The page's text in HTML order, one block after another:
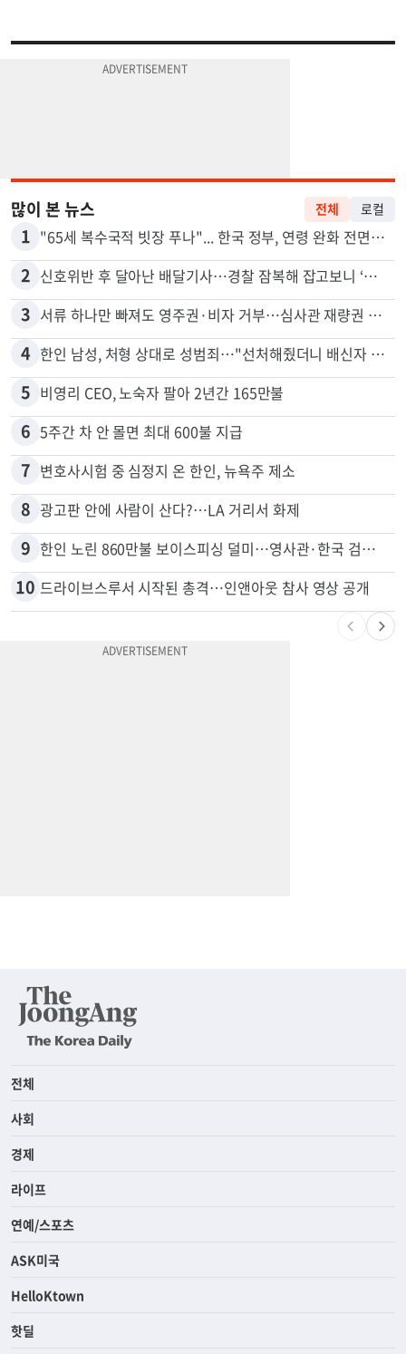
많이 본 뉴스
1 "65세 복수국적 빗장 푸나"... 한국 정부, 연령 완화 전면 추진
2 신호위반 후 달아난 배달기사…경찰 잠복해 잡고보니 ‘반전’
3 서류 하나만 빠져도 영주권·비자 거부…심사관 재량권 대폭 확대
4
5 비영리 CEO, 노숙자 팔아 2년간 165만불
6 5주간 차 안 몰면 최대 600불 지급
7 변호사시험 중 심정지 온 한인, 뉴욕주 제소
8 광고판 안에 사람이 산다?…LA 거리서 화제
9 한인 노린 860만불 보이스피싱 덜미…영사관·한국 검찰 사칭
드라이브스루서 시작된 총격…인앤아웃 참사 영상 공개
전체
사회
경제
라이프
연예/스포츠
ASK미국
HelloKtown